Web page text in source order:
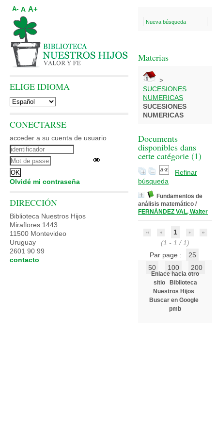
Nueva búsqueda
Materias
>
SUCESIONES
NUMERICAS
SUCESIONES
NUMERICAS
Documents
disponibles dans
cette catégorie (1)
Refinar
búsqueda
Fundamentos de
análisis matemático /
FERNÁNDEZ VAL, Walter
1
(1 - 1 / 1)
Par page :
25
50
100 200
Enlace hacia otro
sitio
Biblioteca
Nuestros Hijos
Buscar en Google
pmb
A- A A+
ELIGE IDIOMA
CONECTARSE
acceder a su cuenta de usuario
Olvidé mi contraseña
DIRECCIÓN
Biblioteca Nuestros Hijos
Miraflores 1443
11500 Montevideo
Uruguay
2601 90 99
contacto